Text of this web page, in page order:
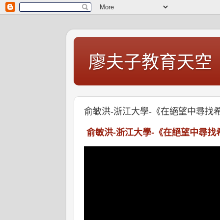
廖夫子教育天空
俞敏洪-浙江大學-《在絕望中尋找
俞敏洪-浙江大學-《在絕望中尋找